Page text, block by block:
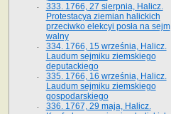
333. 1766, 27 sierpnia, Halicz.
Protestacya ziemian halickich
przeciwko elekcyi posła na sejm
walny
334. 1766, 15 września, Halicz.
Laudum sejmiku ziemskiego
deputackiego
335. 1766, 16 września, Halicz.
Laudum sejmiku ziemskiego
gospodarskiego
336. 1767, 29 maja, Halicz.